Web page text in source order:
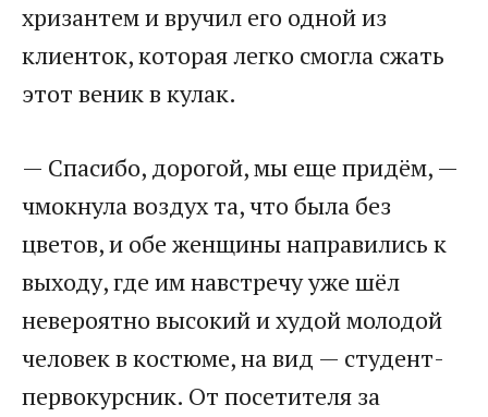
хризантем и вручил его одной из
клиенток, которая легко смогла сжать
этот веник в кулак.
— Спасибо, дорогой, мы еще придём, —
чмокнула воздух та, что была без
цветов, и обе женщины направились к
выходу, где им навстречу уже шёл
невероятно высокий и худой молодой
человек в костюме, на вид — студент-
первокурсник. От посетителя за